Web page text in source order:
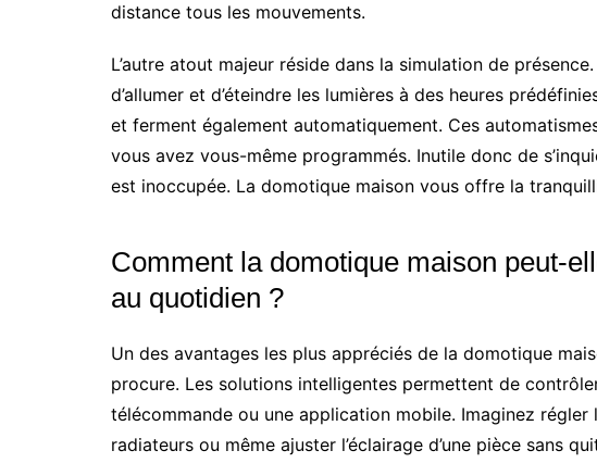
distance tous les mouvements.
L’autre atout majeur réside dans la simulation de
d’allumer et d’éteindre les lumières à des heures
et ferment également automatiquement. Ces
vous avez vous-même programmés. Inutile donc de
est inoccupée. La domotique maison vous offre la
Comment la domotique maison peut-
au quotidien ?
Un des avantages les plus appréciés de la domotique
procure. Les solutions intelligentes permettent de
télécommande ou une application mobile. Imaginez
radiateurs ou même ajuster l’éclairage d’une pièce sans